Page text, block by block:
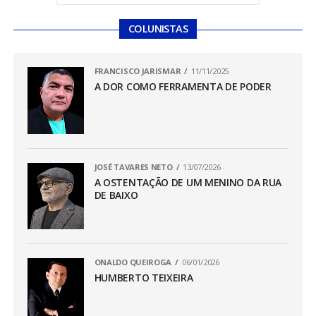
COLUNISTAS
FRANCISCO JARISMAR 11/11/2025
A DOR COMO FERRAMENTA DE PODER
JOSÉ TAVARES NETO 13/07/2026
A OSTENTAÇÃO DE UM MENINO DA RUA
DE BAIXO
ONALDO QUEIROGA 06/01/2026
HUMBERTO TEIXEIRA